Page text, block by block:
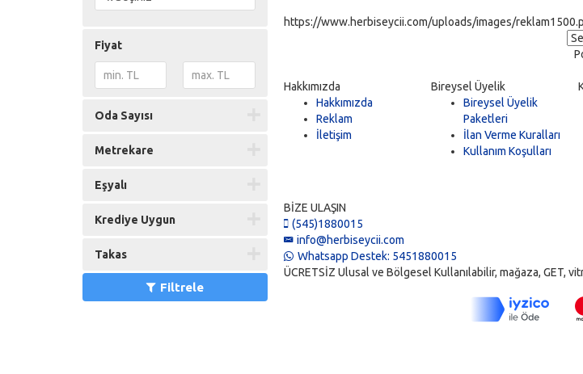
Fiyat
Oda Sayısı
Metrekare
Eşyalı
Krediye Uygun
Takas
Filtrele
https://www.herbiseycii.com/uploads/images/
Hakkımızda
Hakkımızda
Reklam
İletişim
Bireysel Üyelik
Bireysel Üyelik
Paketleri
İlan Verme Kuralları
Kullanım Koşulları
BİZE ULAŞIN
(545)1880015
info@herbiseycii.com
Whatsapp Destek: 5451880015
ÜCRETSİZ Ulusal ve Bölgesel Kullanılabilir, mağaza, GET,